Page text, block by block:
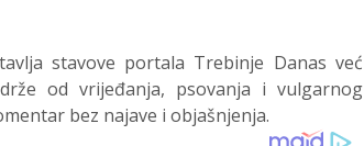
stavove portala Trebinje Danas već
od vrijeđanja, psovanja i vulgarnog
bez najave i objašnjenja.